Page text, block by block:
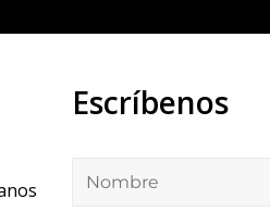
Escríbenos